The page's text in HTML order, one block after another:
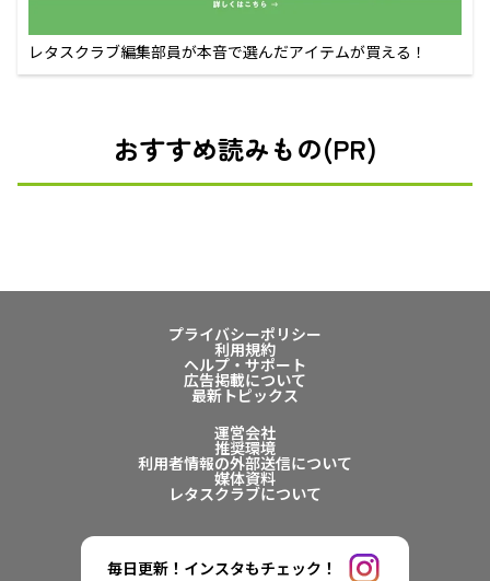
レタスクラブ編集部員が本音で選んだアイテムが買える！
おすすめ読みもの(PR)
プライバシーポリシー
利用規約
ヘルプ・サポート
広告掲載について
最新トピックス
運営会社
推奨環境
利用者情報の外部送信について
媒体資料
レタスクラブについて
毎日更新！インスタもチェック！